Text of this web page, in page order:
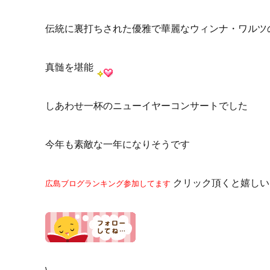
伝統に裏打ちされた優雅で華麗なウィンナ・ワルツ
真髄を堪能
しあわせ一杯のニューイヤーコンサートでした
今年も素敵な一年になりそうです
広島ブログランキング参加してます クリック頂くと嬉し